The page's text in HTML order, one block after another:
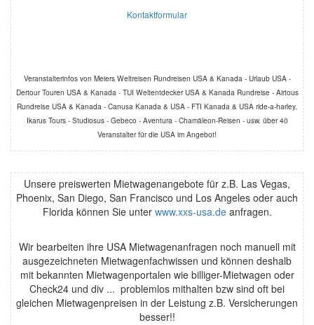
Kontaktformular
Veranstalterinfos von Meiers Weltreisen Rundreisen USA & Kanada - Urlaub USA -
Dertour Touren USA & Kanada - TUI Weltentdecker USA & Kanada Rundreise - Airtous
Rundreise USA & Kanada - Canusa Kanada & USA - FTI Kanada & USA ride-a-harley,
Ikarus Tours - Studiosus - Gebeco - Aventura - Chamäleon-Reisen - usw. über 40
Veranstalter für die USA im Angebot!
Unsere preiswerten Mietwagenangebote für z.B. Las Vegas,
Phoenix, San Diego, San Francisco und Los Angeles oder auch
Florida können Sie unter www.xxs-usa.deanfragen.
Wir bearbeiten ihre USA Mietwagenanfragen noch manuell mit
ausgezeichneten Mietwagenfachwissen und können deshalb
mit bekannten Mietwagenportalen wie billiger-Mietwagen oder
Check24 und div ... problemlos mithalten bzw sind oft bei
gleichen Mietwagenpreisen in der Leistung z.B. Versicherungen
besser!!